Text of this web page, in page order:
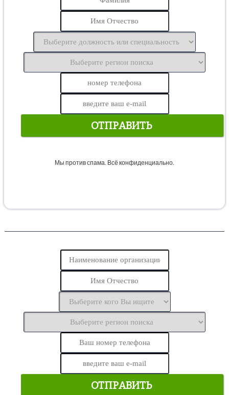
ОТПРАВИТЬ
Мы против спама. Всё конфиденциально.
ОТПРАВИТЬ